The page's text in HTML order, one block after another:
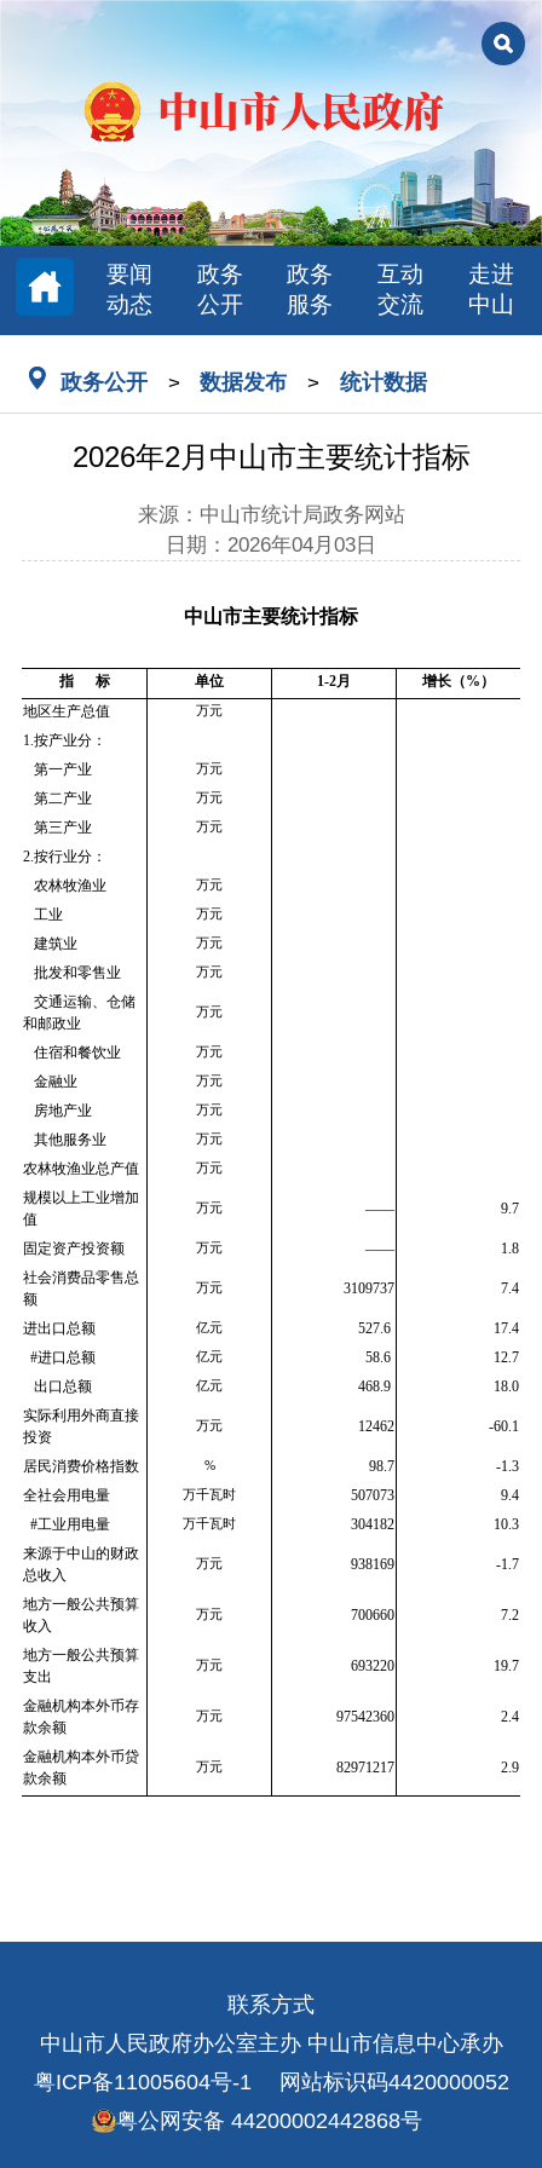
要闻
动态
政务
公开
政务
服务
互动
交流
走进
中山
政务公开 > 数据发布 > 统计数据
2026年2月中山市主要统计指标
来源：中山市统计局政务网站
日期：2026年04月03日
中山市主要统计指标
指      标 单位 1-2月
增长（%）
地区生产总值
万元
1.按产业分：
第一产业
万元
第二产业 万元
第三产业 万元
2.按行业分：
农林牧渔业
万元
工业 万元
建筑业 万元
批发和零售业 万元
交通运输、仓储
和邮政业
万元
住宿和餐饮业 万元
金融业 万元
房地产业 万元
其他服务业 万元
农林牧渔业总产值 万元
规模以上工业增加
值
万元 —— 9.7
固定资产投资额 万元 ——
1.8
社会消费品零售总
额
万元 3109737 7.4
进出口总额 亿元 527.6
17.4
#进口总额
亿元 58.6
12.7
出口总额
亿元 468.9
18.0
实际利用外商直接
投资
万元 12462 -60.1
居民消费价格指数 % 98.7
-1.3
全社会用电量
万千瓦时 507073
9.4
#工业用电量
万千瓦时 304182
10.3
来源于中山的财政
总收入
万元 938169 -1.7
地方一般公共预算
收入
万元 700660 7.2
地方一般公共预算
支出
万元 693220 19.7
金融机构本外币存
款余额
万元 97542360 2.4
金融机构本外币贷
款余额
万元 82971217 2.9
联系方式
中山市人民政府办公室主办 中山市信息中心承办
粤ICP备11005604号-1
网站标识码4420000052
粤公网安备 44200002442868号